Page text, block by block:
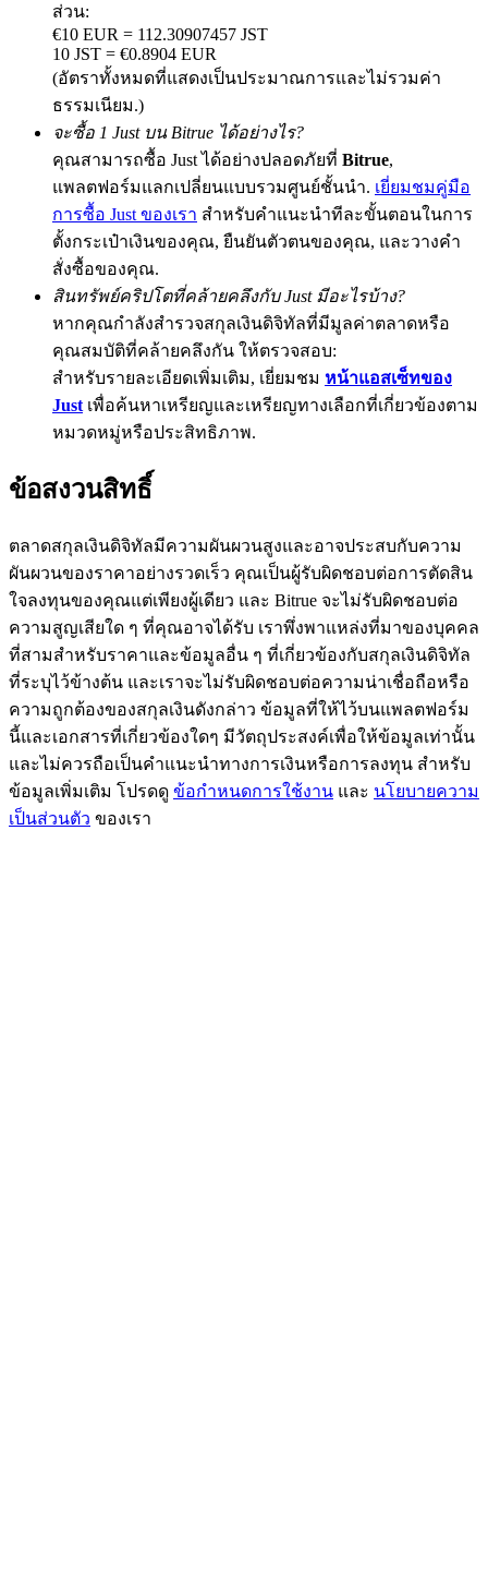
Exclusive for BitMart Users
Register & Trade to Win 500,000 USDT
Precious Metals Trading Carnival
Trade Gold & Silver · 33,333 USDT Bonus
USDT New User Exclusive 10% APR
USDT Flexible Staking | Daily Rewards
BTC New User Exclusive: 6.5% APR
กิจกรรมเพิ่มเติม
รับรางวัลและสิทธิพิเศษสุดพิเศษ
ส่วน:
€10 EUR = 112.30907457 JST
10 JST = €0.8904 EUR
(อัตราทั้งหมดที่แสดงเป็นประมาณการและไม่รวมค่า
ธรรมเนียม.)
จะซื้อ 1 Just บน Bitrue ได้อย่างไร?
คุณสามารถซื้อ Just ได้อย่างปลอดภัยที่ Bitrue,
แพลตฟอร์มแลกเปลี่ยนแบบรวมศูนย์ชั้นนำ. เยี่ยมชมคู่มือ
การซื้อ Just ของเรา สำหรับคำแนะนำทีละขั้นตอนในการ
ตั้งกระเป๋าเงินของคุณ, ยืนยันตัวตนของคุณ, และวางคำ
สั่งซื้อของคุณ.
สินทรัพย์คริปโตที่คล้ายคลึงกับ Just มีอะไรบ้าง?
หากคุณกำลังสำรวจสกุลเงินดิจิทัลที่มีมูลค่าตลาดหรือ
คุณสมบัติที่คล้ายคลึงกัน ให้ตรวจสอบ:
สำหรับรายละเอียดเพิ่มเติม, เยี่ยมชม หน้าแอสเซ็ทของ
Just เพื่อค้นหาเหรียญและเหรียญทางเลือกที่เกี่ยวข้องตาม
หมวดหมู่หรือประสิทธิภาพ.
ข้อสงวนสิทธิ์
ตลาดสกุลเงินดิจิทัลมีความผันผวนสูงและอาจประสบกับความ
ผันผวนของราคาอย่างรวดเร็ว คุณเป็นผู้รับผิดชอบต่อการตัดสิน
ใจลงทุนของคุณแต่เพียงผู้เดียว และ Bitrue จะไม่รับผิดชอบต่อ
ความสูญเสียใด ๆ ที่คุณอาจได้รับ เราพึ่งพาแหล่งที่มาของบุคคล
ที่สามสำหรับราคาและข้อมูลอื่น ๆ ที่เกี่ยวข้องกับสกุลเงินดิจิทัล
ที่ระบุไว้ข้างต้น และเราจะไม่รับผิดชอบต่อความน่าเชื่อถือหรือ
ความถูกต้องของสกุลเงินดังกล่าว ข้อมูลที่ให้ไว้บนแพลตฟอร์ม
นี้และเอกสารที่เกี่ยวข้องใดๆ มีวัตถุประสงค์เพื่อให้ข้อมูลเท่านั้น
และไม่ควรถือเป็นคำแนะนำทางการเงินหรือการลงทุน สำหรับ
ข้อมูลเพิ่มเติม โปรดดู ข้อกำหนดการใช้งาน และ นโยบายความ
เป็นส่วนตัว ของเรา